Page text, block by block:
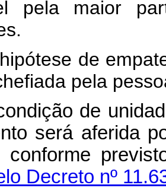
pela maior
de
pela
de
será aferida
conforme
Decreto nº